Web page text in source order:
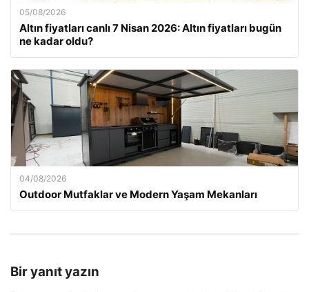
05/08/2026
Altın fiyatları canlı 7 Nisan 2026: Altın fiyatları bugün
ne kadar oldu?
04/08/2026
Outdoor Mutfaklar ve Modern Yaşam Mekanları
Bir yanıt yazın